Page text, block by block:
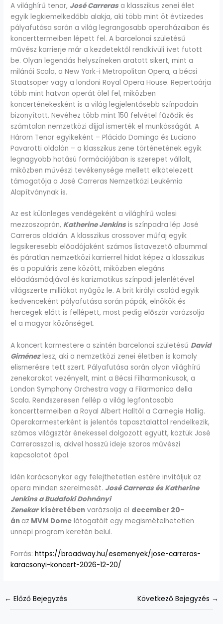
A világhírű tenor, José Carrerasa klasszikus zenei élet
egyik legkiemelkedőbb alakja, aki több mint öt évtizedes
pályafutása során a világ legrangosabb operaházaiban és
koncerttermeiben lépett fel. A barcelonai születésű
művész karrierje már a kezdetektől rendkívüli ívet futott
be. Olyan legendás helyszíneken aratott sikert, mint a
milánói Scala, a New York-i Metropolitan Opera, a bécsi
Staatsoper vagy a londoni Royal Opera House. Repertoárja
több mint hatvan operát ölel fel, miközben
koncerténekesként is a világ legjelentősebb színpadain
bizonyított. Nevéhez több mint 150 felvétel fűződik és
számtalan nemzetközi díjjal ismerték el munkásságát. A
Három Tenor egyikeként – Plácido Domingo és Luciano
Pavarotti oldalán – a klasszikus zene történetének egyik
legnagyobb hatású formációjában is szerepet vállalt,
miközben művészi tevékenysége mellett elkötelezett
támogatója a José Carreras Nemzetközi Leukémia
Alapítványnak is.
Az est különleges vendégeként a világhírű walesi
mezzoszoprán, Katherine Jenkinsis színpadra lép José
Carreras oldalán. A klasszikus crossover műfaj egyik
legsikeresebb előadójaként számos listavezető albummal
és páratlan nemzetközi karrierrel hidat képez a klasszikus
és a populáris zene között, miközben elegáns
előadásmódjával és karizmatikus színpadi jelenlétével
világszerte milliókat nyűgöz le. A brit királyi család egyik
kedvenceként pályafutása során pápák, elnökök és
hercegek előtt is fellépett, most pedig először varázsolja
el a magyar közönséget.
A koncert karmestere a szintén barcelonai születésű David
Giménezlesz, aki a nemzetközi zenei életben is komoly
elismerésre tett szert. Pályafutása során olyan világhírű
zenekarokat vezényelt, mint a Bécsi Filharmonikusok, a
London Symphony Orchestra vagy a Filarmonica della
Scala. Rendszeresen fellép a világ legfontosabb
koncerttermeiben a Royal Albert Halltól a Carnegie Hallig.
Operakarmesterként is jelentős tapasztalattal rendelkezik,
számos világsztár énekessel dolgozott együtt, köztük José
Carrerasszal is, akivel hosszú ideje szoros művészi
kapcsolatot ápol.
Idén karácsonykor egy felejthetetlen estére invitáljuk az
opera minden szerelmesét. José Carreras és Katherine
Jenkins a Budafoki Dohnányi
Zenekar kíséretében varázsolja el december 20-
án az MVM Dome látogatóit egy megismételhetetlen
ünnepi program keretén belül.
Forrás:https://broadway.hu/esemenyek/jose-carreras-
karacsonyi-koncert-2026-12-20/
← Előző Bejegyzés Következő Bejegyzés →